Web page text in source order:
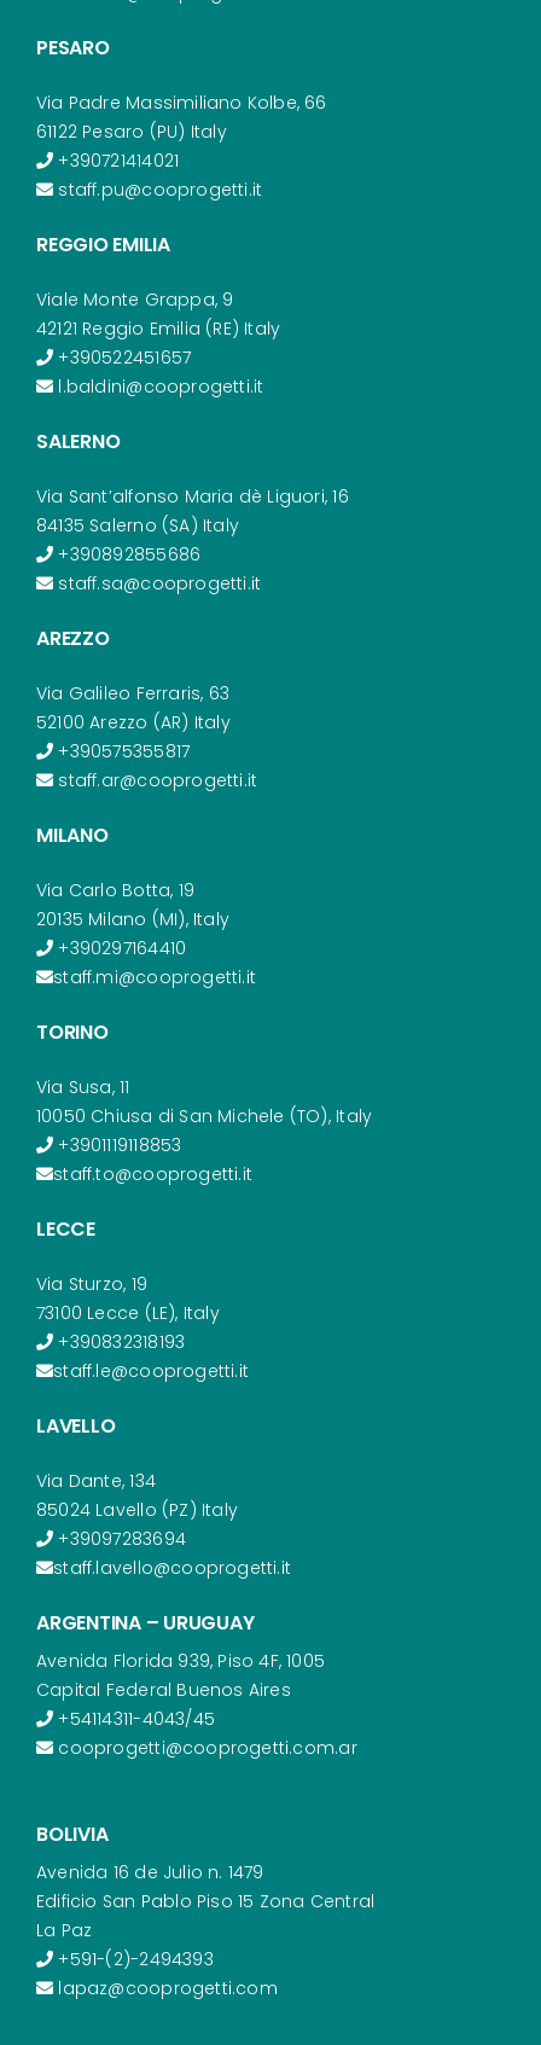
PESARO
Via Padre Massimiliano Kolbe, 66
61122 Pesaro (PU) Italy
+390721414021
staff.pu@cooprogetti.it
REGGIO EMILIA
Viale Monte Grappa, 9
42121 Reggio Emilia (RE) Italy
+390522451657
l.baldini@cooprogetti.it
SALERNO
Via Sant’alfonso Maria dè Liguori, 16
84135 Salerno (SA) Italy
+390892855686
staff.sa@cooprogetti.it
AREZZO
Via Galileo Ferraris, 63
52100 Arezzo (AR) Italy
+390575355817
staff.ar@cooprogetti.it
MILANO
Via Carlo Botta, 19
20135 Milano (MI), Italy
+390297164410
staff.mi@cooprogetti.it
TORINO
Via Susa, 11
10050 Chiusa di San Michele (TO), Italy
+3901119118853
staff.to@cooprogetti.it
LECCE
Via Sturzo, 19
73100 Lecce (LE), Italy
+390832318193
staff.le@cooprogetti.it
LAVELLO
Via Dante, 134
85024 Lavello (PZ) Italy
+39097283694
staff.lavello@cooprogetti.it
ARGENTINA – URUGUAY
Avenida Florida 939, Piso 4F, 1005
Capital Federal Buenos Aires
+54114311-4043/45
cooprogetti@cooprogetti.com.ar
BOLIVIA
Avenida 16 de Julio n. 1479
Edificio San Pablo Piso 15 Zona Central
La Paz
+591-(2)-2494393
lapaz@cooprogetti.com